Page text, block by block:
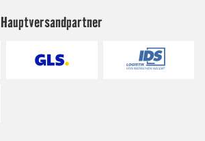
Hauptversandpartner